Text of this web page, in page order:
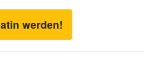
werden!